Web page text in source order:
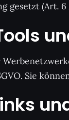
gesetzt (Art.
Sie